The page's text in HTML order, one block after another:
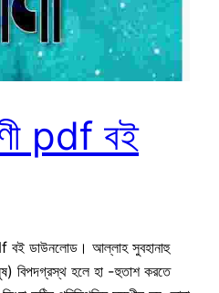
pdf বই
বই ডাউনলোড। আল্লাহ সুবহানাহু
বিপদগ্রস্থ হলে হা -হুতাশ করতে